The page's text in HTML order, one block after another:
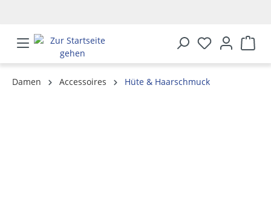
Damen Accessoires
Hüte & Haarschmuck